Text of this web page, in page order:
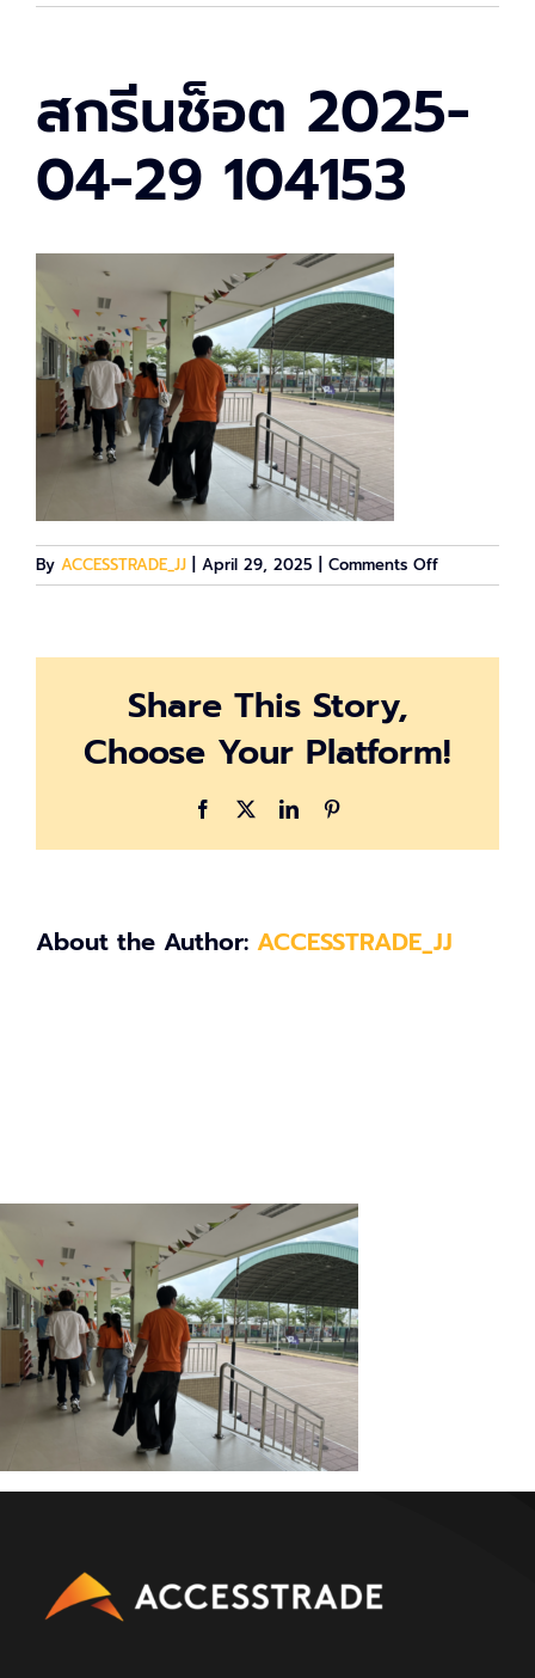
สกรีนช็อต 2025-
04-29 104153
By ACCESSTRADE_JJ April 29, 2025 Comments Offon
สก
Share This Story,
Choose Your Platform!
Facebook LinkedIn
About the Author: ACCESSTRADE_JJ